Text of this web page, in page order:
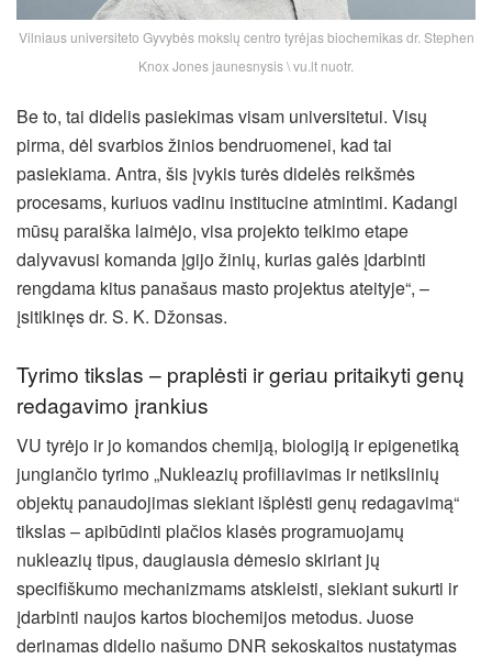
Vilniaus universiteto Gyvybės mokslų centro tyrėjas biochemikas dr. Stephen
Knox Jones jaunesnysis \ vu.lt nuotr.
Be to, tai didelis pasiekimas visam universitetui. Visų
pirma, dėl svarbios žinios bendruomenei, kad tai
pasiekiama. Antra, šis įvykis turės didelės reikšmės
procesams, kuriuos vadinu institucine atmintimi. Kadangi
mūsų paraiška laimėjo, visa projekto teikimo etape
dalyvavusi komanda įgijo žinių, kurias galės įdarbinti
rengdama kitus panašaus masto projektus ateityje“, –
įsitikinęs dr. S. K. Džonsas.
Tyrimo tikslas – praplėsti ir geriau pritaikyti genų
redagavimo įrankius
VU tyrėjo ir jo komandos chemiją, biologiją ir epigenetiką
jungiančio tyrimo „Nukleazių profiliavimas ir netikslinių
objektų panaudojimas siekiant išplėsti genų redagavimą“
tikslas – apibūdinti plačios klasės programuojamų
nukleazių tipus, daugiausia dėmesio skiriant jų
specifiškumo mechanizmams atskleisti, siekiant sukurti ir
įdarbinti naujos kartos biochemijos metodus. Juose
derinamas didelio našumo DNR sekoskaitos nustatymas